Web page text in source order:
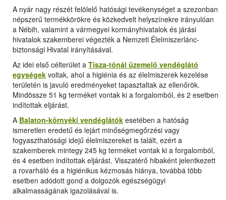
A nyár nagy részét felölelő hatósági tevékenységet a szezonban
népszerű termékkörökre és közkedvelt helyszínekre irányulóan
a Nébih, valamint a vármegyei kormányhivatalok és járási
hivatalok szakemberei végezték a Nemzeti Élelmiszerlánc-
biztonsági Hivatal irányításával.
Az idei első célterület a Tisza-tónál üzemelő vendéglátó
egységek voltak, ahol a higiénia és az élelmiszerek kezelése
területén is javuló eredményeket tapasztaltak az ellenőrök.
Mindössze 51 kg terméket vontak ki a forgalomból, és 2 esetben
indítottak eljárást.
A Balaton-környéki vendéglátók esetében a hatóság
ismeretlen eredetű és lejárt minőségmegőrzési vagy
fogyaszthatósági idejű élelmiszereket is talált, ezért a
szakemberek mintegy 245 kg terméket vontak ki a forgalomból,
és 4 esetben indítottak eljárást. Visszatérő hibaként jelentkezett
a rovarháló és a higiénikus kézmosás hiánya, továbbá több
esetben adódott gond a dolgozók egészségügyi
alkalmasságának igazolásával is.